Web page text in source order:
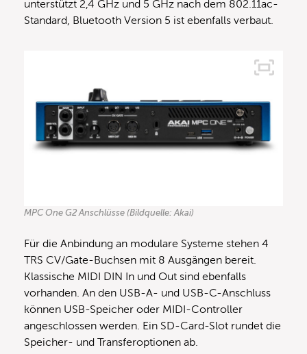
unterstützt 2,4 GHz und 5 GHz nach dem 802.11ac-
Standard, Bluetooth Version 5 ist ebenfalls verbaut.
MPC One G2 Anschlüsse (Bildquelle: Akai)
Für die Anbindung an modulare Systeme stehen 4
TRS CV/Gate-Buchsen mit 8 Ausgängen bereit.
Klassische MIDI DIN In und Out sind ebenfalls
vorhanden. An den USB-A- und USB-C-Anschluss
können USB-Speicher oder MIDI-Controller
angeschlossen werden. Ein SD-Card-Slot rundet die
Speicher- und Transferoptionen ab.